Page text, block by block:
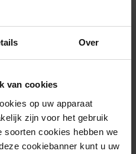
Over
van cookies
op uw apparaat
zijn voor het gebruik
soorten cookies hebben we
cookiebanner kunt u uw
BELLE COLOR
€ 9,99 In winkelmandje